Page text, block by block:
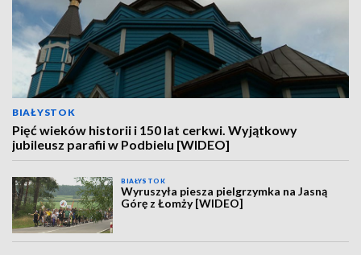
BIAŁYSTOK
Pięć wieków historii i 150 lat cerkwi. Wyjątkowy
jubileusz parafii w Podbielu [WIDEO]
BIAŁYSTOK
Wyruszyła piesza pielgrzymka na Jasną
Górę z Łomży [WIDEO]